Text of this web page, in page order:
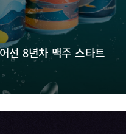
선 8년차 맥주 스타트